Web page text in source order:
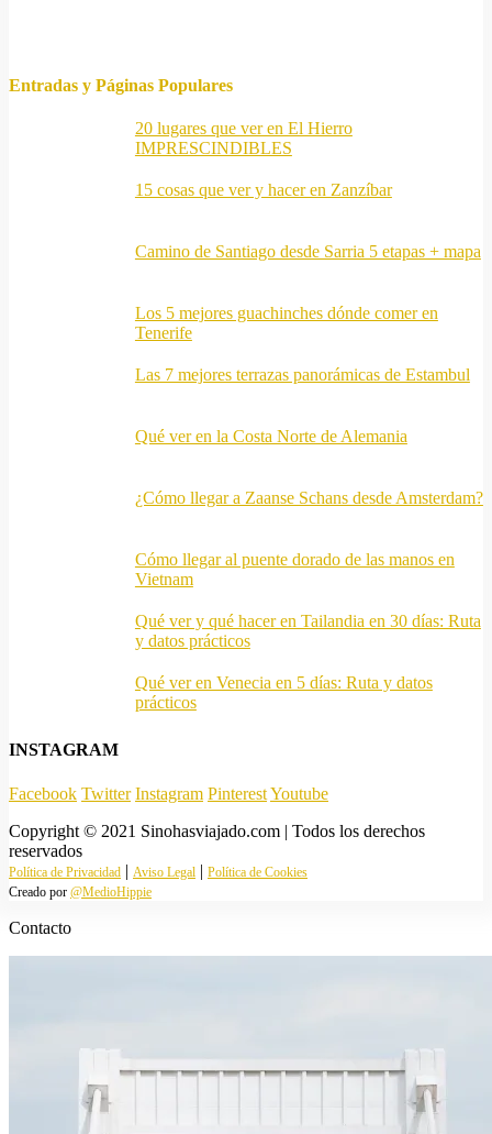
Entradas y Páginas Populares
20 lugares que ver en El Hierro
IMPRESCINDIBLES
15 cosas que ver y hacer en Zanzíbar
Camino de Santiago desde Sarria 5 etapas + mapa
Los 5 mejores guachinches dónde comer en
Tenerife
Las 7 mejores terrazas panorámicas de Estambul
Qué ver en la Costa Norte de Alemania
¿Cómo llegar a Zaanse Schans desde Amsterdam?
Cómo llegar al puente dorado de las manos en
Vietnam
Qué ver y qué hacer en Tailandia en 30 días: Ruta
y datos prácticos
Qué ver en Venecia en 5 días: Ruta y datos
prácticos
INSTAGRAM
Facebook Twitter Instagram PinterestYoutube
Copyright © 2021 Sinohasviajado.com | Todos los derechos
reservados
Política de Privacidad | Aviso Legal | Política de Cookies
Creado por @MedioHippie
Contacto